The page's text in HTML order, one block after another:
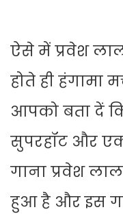
ऐसे में प्रवेश
होते ही हंगामा
आपको बता दें
सुपरहॉट और
गाना प्रवेश
हुआ है और इस